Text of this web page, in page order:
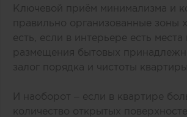
Ключевой приём минимализма и
правильно организованные зоны
есть, если в интерьере есть места
размещения бытовых
залог порядка и чистоты квартиры.
И наоборот – если в квартире
количество открытых